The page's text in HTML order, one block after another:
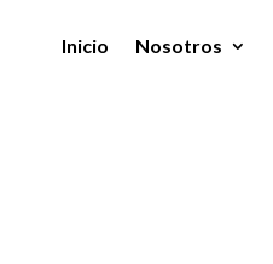
Inicio Nosotros